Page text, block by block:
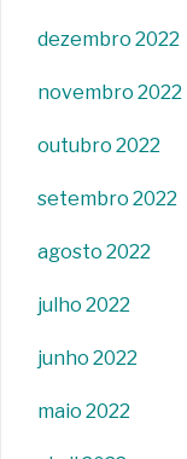
dezembro 2022
novembro 2022
outubro 2022
setembro 2022
agosto 2022
julho 2022
junho 2022
maio 2022